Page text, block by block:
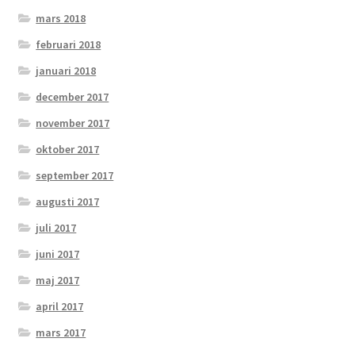
mars 2018
februari 2018
januari 2018
december 2017
november 2017
oktober 2017
september 2017
augusti 2017
juli 2017
juni 2017
maj 2017
april 2017
mars 2017